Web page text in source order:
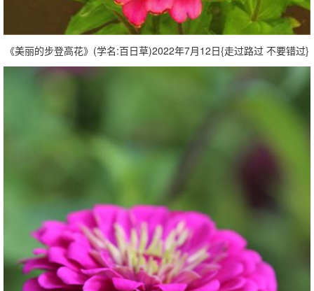
《美丽的步登高花》(学名:百日草)2022年7月12日{走过路过 不要错过}